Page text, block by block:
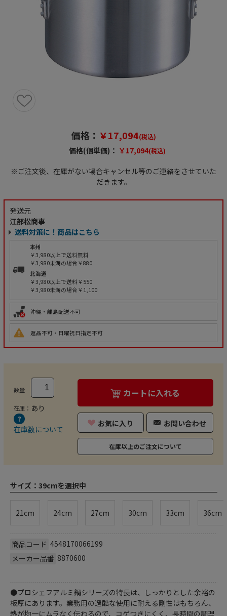
価格： ￥17,094(税込)
価格(個単価)： ￥17,094(税込)
※ご注文後、在庫がない場合キャンセル等のご連絡をさせていた
だきます。
発送元
江部松商事
送料対策に！商品はこちら
本州
￥3,980以上で送料無料
￥3,980未満の場合￥880
北海道
￥3,980以上で送料￥550
￥3,980未満の場合￥1,100
沖縄・離島配送不可
返品不可・日曜祝日指定不可
数量
在庫： あり
在庫数について
カートに入れる
お気に入り お問い合わせ
在庫以上のご注文について
サイズ： 39cmを選択中
21cm 24cm 27cm 30cm 33cm 36cm
商品コード 4548170066199
メーカー品番 8870600
●プロシェフアルミ鍋シリーズの特長は、しっかりとした余裕の
板厚にあります。業務用の過酷な使用に耐える剛性はもちろん、
熱が均一にムラなく伝わるので、コゲつきにくく、長時間の調理